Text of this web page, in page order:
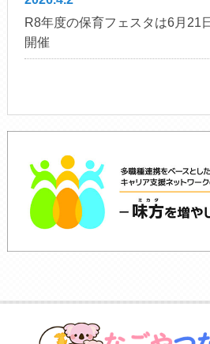
R8年度の保育フェスタは6月21
開催